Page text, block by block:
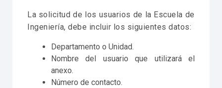
La solicitud de los usuarios de la Escuela de
Ingeniería, debe incluir los siguientes datos:
Departamento o Unidad.
Nombre del usuario que utilizará el
anexo.
Número de contacto.